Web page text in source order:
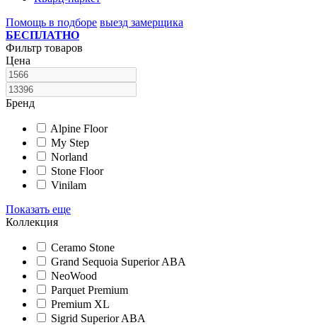
Помощь в подборе выезд замерщика
БЕСПЛАТНО
Фильтр товаров
Цена
Бренд
Alpine Floor
My Step
Norland
Stone Floor
Vinilam
Показать еще
Коллекция
Ceramo Stone
Grand Sequoia Superior ABA
NeoWood
Parquet Premium
Premium XL
Sigrid Superior ABA